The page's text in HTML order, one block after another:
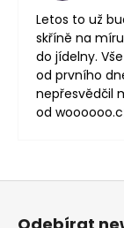
Letos to už
skříně na
do jídelny.
od prvního
nepřesvědčil
od
Z